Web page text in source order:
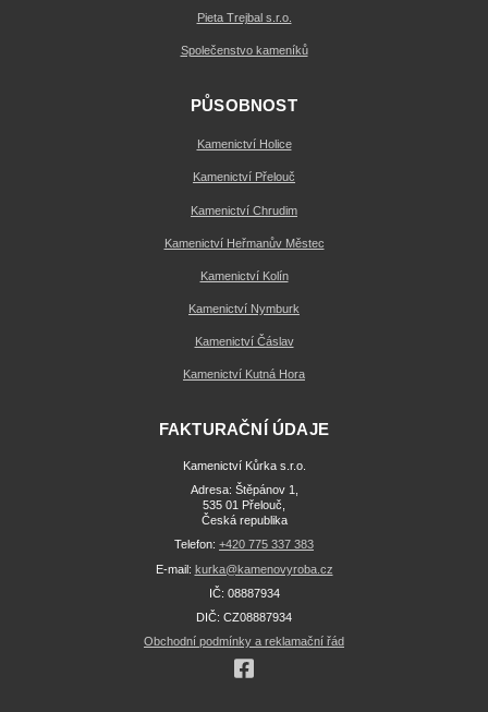
Pieta Trejbal s.r.o.
Společenstvo kameníků
PŮSOBNOST
Kamenictví Holice
Kamenictví Přelouč
Kamenictví Chrudim
Kamenictví Heřmanův Městec
Kamenictví Kolín
Kamenictví Nymburk
Kamenictví Čáslav
Kamenictví Kutná Hora
FAKTURAČNÍ ÚDAJE
Kamenictví Kůrka s.r.o.
Adresa: Štěpánov 1,
535 01 Přelouč,
Česká republika
Telefon: +420 775 337 383
E-mail: kurka@kamenovyroba.cz
IČ: 08887934
DIČ: CZ08887934
Obchodní podmínky a reklamační řád